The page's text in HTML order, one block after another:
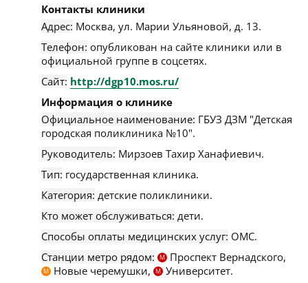
Контакты клиники
Адрес: Москва, ул. Марии Ульяновой, д. 13.
Телефон: опубликован на сайте клиники или в
официальной группе в соцсетях.
Сайт: http://dgp10.mos.ru/
Информация о клинике
Официальное наименование: ГБУЗ ДЗМ "Детская
городская поликлиника №10".
Руководитель: Мирзоев Тахир Ханафиевич.
Тип: государственная клиника.
Категория: детские поликлиники.
Кто может обслуживаться: дети.
Способы оплаты медицинских услуг: ОМС.
Станции метро рядом:
М Проспект Вернадского,
М Новые черемушки, М Университет.